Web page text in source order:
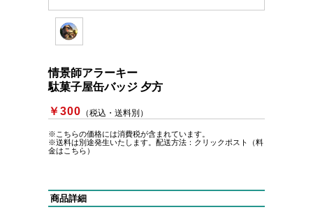
情景師アラーキー
駄菓子屋缶バッジ 夕方
￥300 （税込・送料別）
※こちらの価格には消費税が含まれています。
※送料は別途発生いたします。 配送方法：クリックポスト（料
金はこちら）
商品詳細